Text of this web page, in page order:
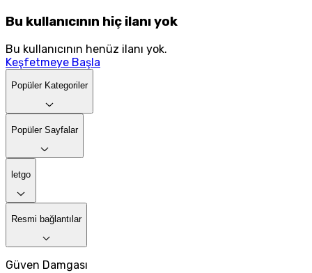
Bu kullanıcının hiç ilanı yok
Bu kullanıcının henüz ilanı yok.
Keşfetmeye Başla
Popüler Kategoriler
Popüler Sayfalar
letgo
Resmi bağlantılar
Güven Damgası